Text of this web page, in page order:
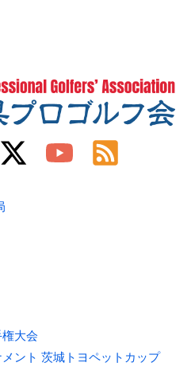
大会
ント 茨城トヨペットカップ